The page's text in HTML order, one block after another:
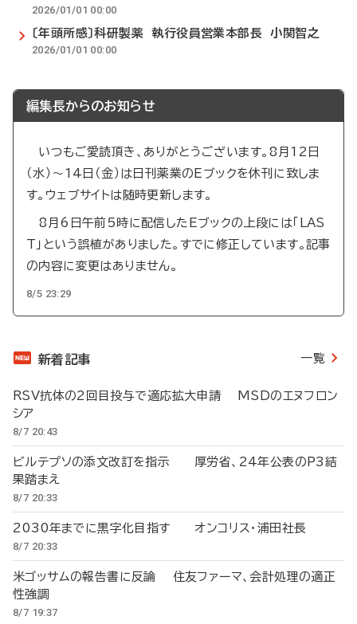
2026/01/01 00:00
〔年頭所感〕科研製薬 執行役員営業本部長 小関智之
2026/01/01 00:00
編集長からのお知らせ
いつもご愛読頂き、ありがとうございます。8月12日
（水）～14日（金）は日刊薬業のEブックを休刊に致しま
す。ウェブサイトは随時更新します。
8月6日午前5時に配信したEブックの上段には「LAS
T」という誤植がありました。すでに修正しています。記事
の内容に変更はありません。
8/5 23:29
新着記事 一覧
RSV抗体の2回目投与で適応拡大申請 MSDのエヌフロン
シア
8/7 20:43
ビルテプソの添文改訂を指示 厚労省、24年公表のP3結
果踏まえ
8/7 20:33
2030年までに黒字化目指す オンコリス・浦田社長
8/7 20:33
米ゴッサムの報告書に反論 住友ファーマ、会計処理の適正
性強調
8/7 19:37